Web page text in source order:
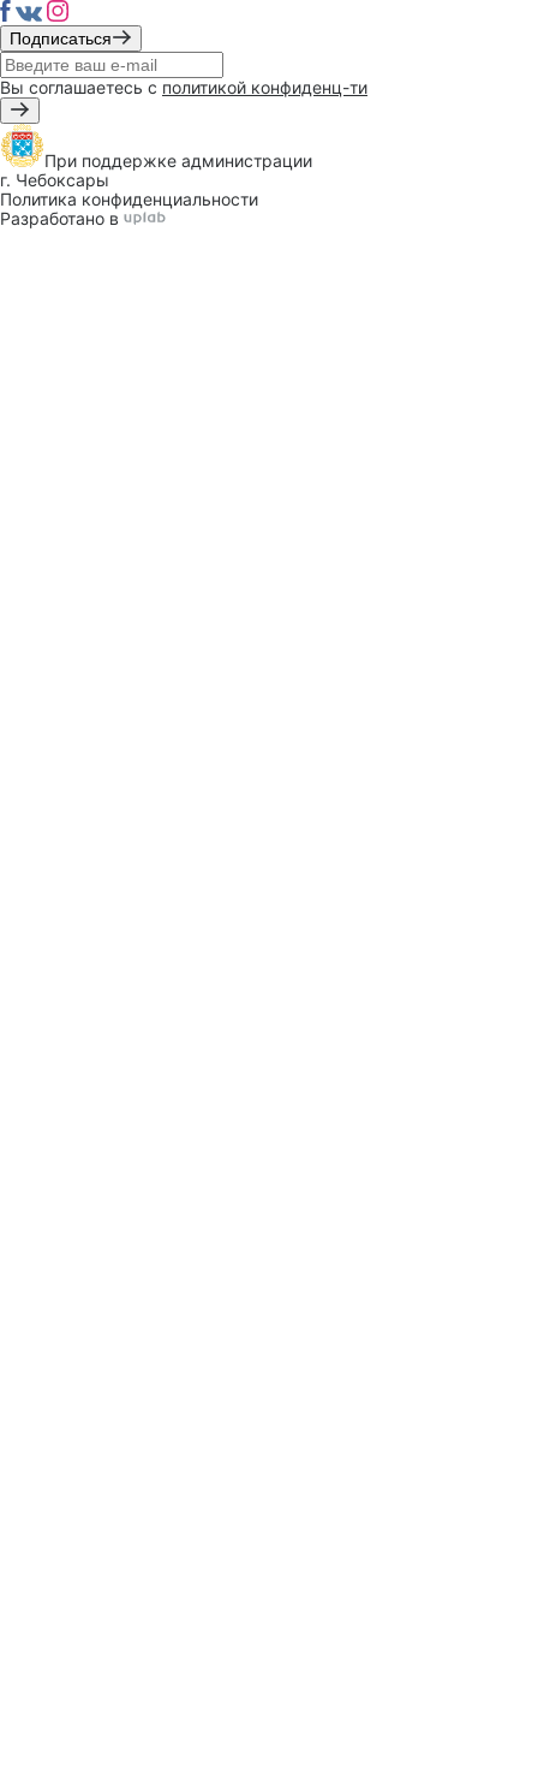
Подписаться
Вы соглашаетесь с политикой конфиденц-ти
При поддержке администрации
г. Чебоксары
Политика конфиденциальности
Разработано в